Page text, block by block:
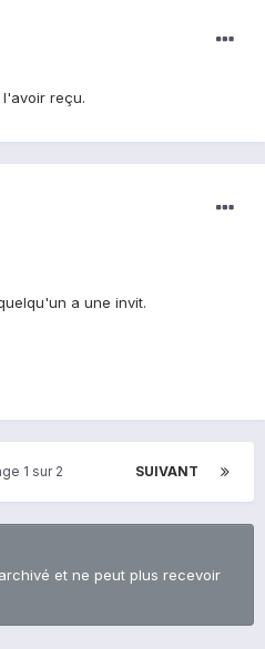
reçu.
a une invit.
SUIVANT
1 sur 2
et ne peut plus recevoir